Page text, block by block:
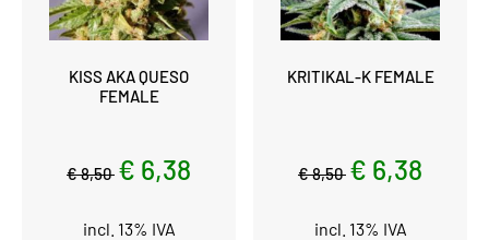
KISS AKA QUESO
FEMALE
€ 8,50 € 6,38
incl. 13% IVA
KRITIKAL-K FEMALE
€ 8,50 € 6,38
incl. 13% IVA